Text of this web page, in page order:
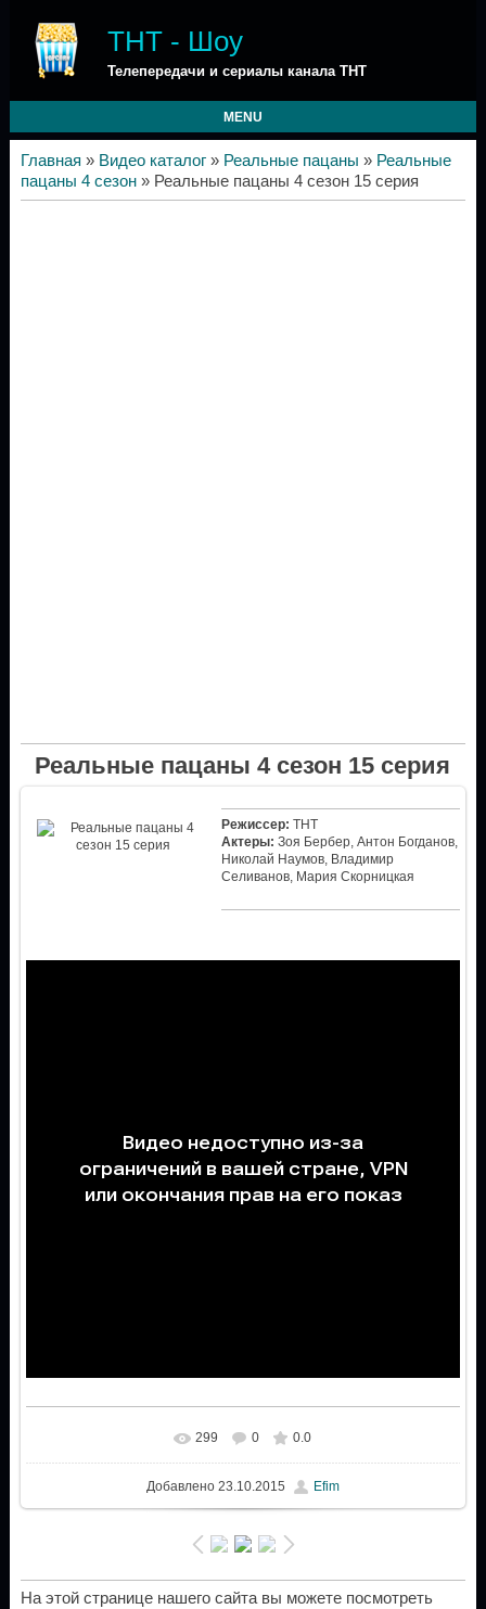
ТНТ - Шоу
Телепередачи и сериалы канала ТНТ
MENU
Главная » Видео каталог» Реальные пацаны » Реальные
пацаны 4 сезон» Реальные пацаны 4 сезон 15 серия
Реальные пацаны 4 сезон 15 серия
Режиссер: ТНТ
Актеры: Зоя Бербер, Антон Богданов,
Николай Наумов, Владимир
Селиванов, Мария Скорницкая
299 0 0.0
Добавлено23.10.2015 Efim
На этой странице нашего сайта вы можете посмотреть